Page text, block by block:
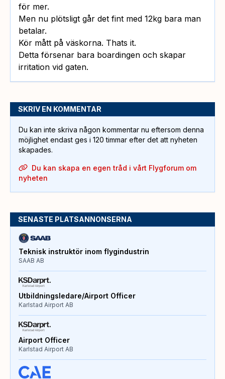
för mer.
Men nu plötsligt går det fint med 12kg bara man
betalar.
Kör mått på väskorna. Thats it.
Detta försenar bara boardingen och skapar
irritation vid gaten.
SKRIV EN KOMMENTAR
Du kan inte skriva någon kommentar nu eftersom denna
möjlighet endast ges i 120 timmar efter det att nyheten
skapades.
Du kan skapa en egen tråd i vårt Flygforum om
nyheten
SENASTE PLATSANNONSERNA
Teknisk instruktör inom flygindustrin
SAAB AB
Utbildningsledare/Airport Officer
Karlstad Airport AB
Airport Officer
Karlstad Airport AB